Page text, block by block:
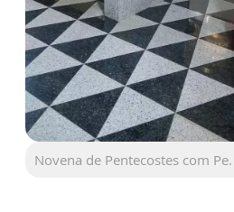
Novena de Pentecostes com